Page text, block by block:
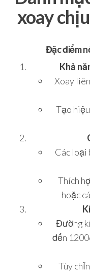
xoay
Đặc điểm
Khả
Xoay
Tạo
Các loại
Thích
hoặc
Đường
đến
Tùy